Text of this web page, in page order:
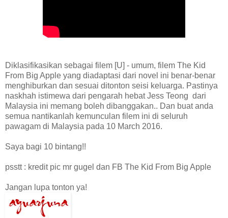
Diklasifikasikan sebagai filem [U] - umum, filem The Kid
From Big Apple yang diadaptasi dari novel ini benar-benar
menghiburkan dan sesuai ditonton seisi keluarga. Pastinya
naskhah istimewa dari pengarah hebat Jess Teong dari
Malaysia ini memang boleh dibanggakan.. Dan buat anda
semua nantikanlah kemunculan filem ini di seluruh
pawagam di Malaysia pada 10 March 2016.
Saya bagi 10 bintang!!
psstt : kredit pic mr gugel dan FB The Kid From Big Apple
Jangan lupa tonton ya!